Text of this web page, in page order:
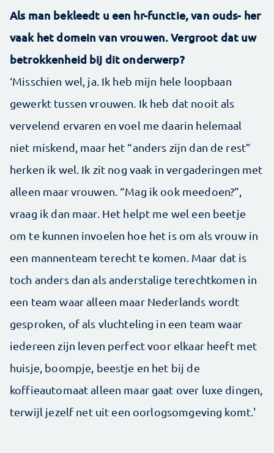
Als man bekleedt u een hr-functie, van ouds- her
vaak het domein van vrouwen. Vergroot dat uw
betrokkenheid bij dit onderwerp?
‘Misschien wel, ja. Ik heb mijn hele loopbaan
gewerkt tussen vrouwen. Ik heb dat nooit als
vervelend ervaren en voel me daarin helemaal
niet miskend, maar het “anders zijn dan de rest”
herken ik wel. Ik zit nog vaak in vergaderingen met
alleen maar vrouwen. “Mag ik ook meedoen?”,
vraag ik dan maar. Het helpt me wel een beetje
om te kunnen invoelen hoe het is om als vrouw in
een mannenteam terecht te komen. Maar dat is
toch anders dan als anderstalige terechtkomen in
een team waar alleen maar Nederlands wordt
gesproken, of als vluchteling in een team waar
iedereen zijn leven perfect voor elkaar heeft met
huisje, boompje, beestje en het bij de
koffieautomaat alleen maar gaat over luxe dingen,
terwijl jezelf net uit een oorlogsomgeving komt.'